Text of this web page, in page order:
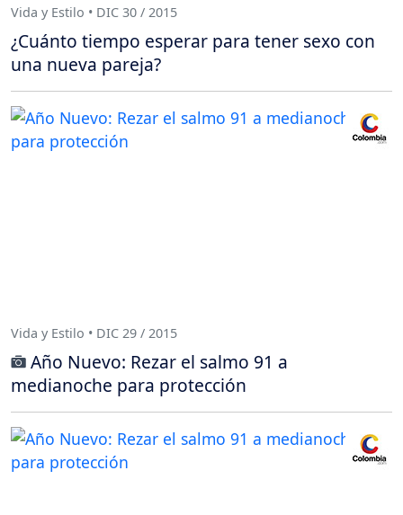
Vida y Estilo • DIC 30 / 2015
¿Cuánto tiempo esperar para tener sexo con
una nueva pareja?
Vida y Estilo • DIC 29 / 2015
Año Nuevo: Rezar el salmo 91 a
medianoche para protección